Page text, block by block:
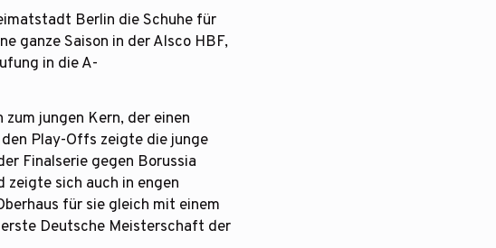
Berlin die Schuhe für
ganze Saison in der Alsco HBF,
in die A-
jungen Kern, der einen
Play-Offs zeigte die junge
Finalserie gegen Borussia
zeigte sich auch in engen
für sie gleich mit einem
Deutsche Meisterschaft der